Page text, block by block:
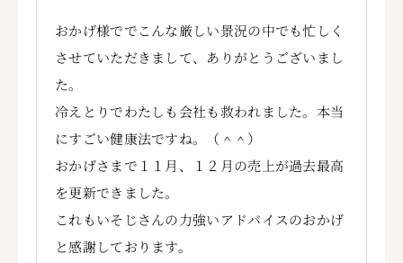
おかげ様ででこんな厳しい景況の中でも忙しく
させていただきまして、ありがとうございまし
た。
冷えとりでわたしも会社も救われました。本当
にすごい健康法ですね。（＾＾）
おかげさまで１１月、１２月の売上が過去最高
を更新できました。
これもいそじさんの力強いアドバイスのおかげ
と感謝しております。